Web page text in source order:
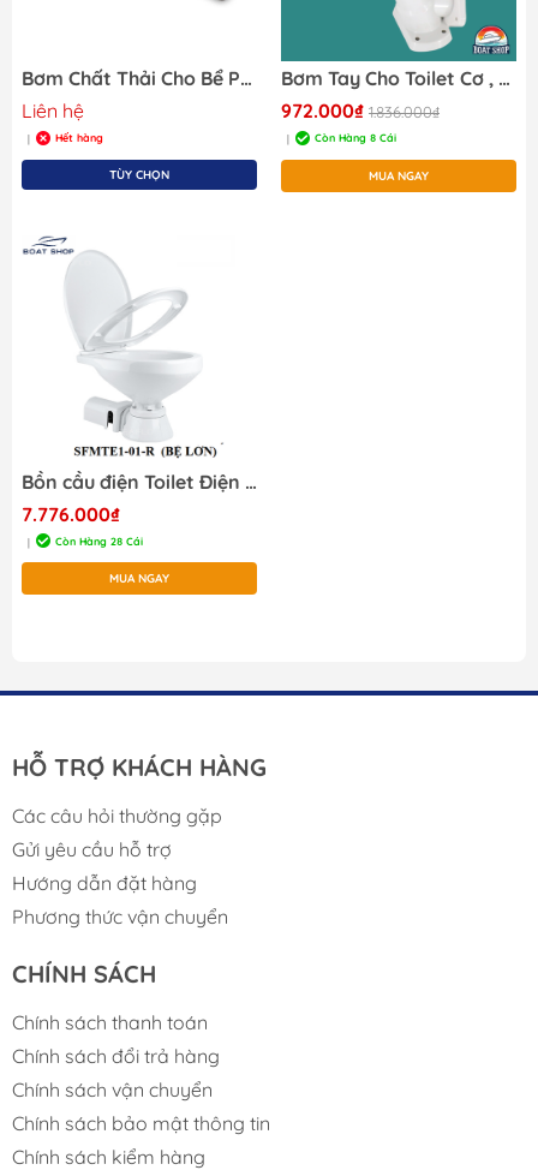
Bơm Chất Thải Cho Bể Phốt Tàu Cano (Macerator pump), Hãng Jabsco model: J/B-18590-2092, công suất: 43 Lít/ Phút, hiệu: JABSCO
Liên hệ
| Hết hàng
TÙY CHỌN
Bơm Tay Cho Toilet Cơ , Cho Bồn Cầu Toilet Cơ Tàu Thuyền SFMTP-03
972.000₫ 1.836.000₫
| Còn Hàng 8 Cái
MUA NGAY
Bồn cầu điện Toilet Điện dùng cho tàu Cano, Bệ Lớn, Chất Liệu Sứ
7.776.000₫
| Còn Hàng 28 Cái
MUA NGAY
HỖ TRỢ KHÁCH HÀNG
Các câu hỏi thường gặp
Gửi yêu cầu hỗ trợ
Hướng dẫn đặt hàng
Phương thức vận chuyển
CHÍNH SÁCH
Chính sách thanh toán
Chính sách đổi trả hàng
Chính sách vận chuyển
Chính sách bảo mật thông tin
Chính sách kiểm hàng